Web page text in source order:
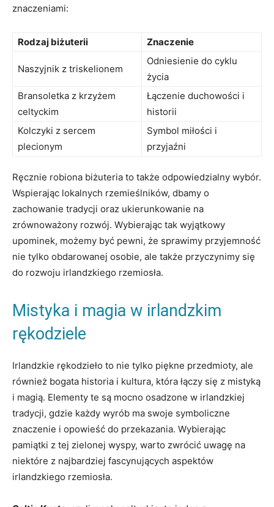
znaczeniami:
Rodzaj biżuterii Znaczenie
Naszyjnik z triskelionem
Odniesienie do cyklu
życia
Bransoletka z krzyżem
celtyckim
Łączenie duchowości i
historii
Kolczyki z sercem
plecionym
Symbol miłości i
przyjaźni
Ręcznie robiona biżuteria to także odpowiedzialny wybór.
Wspierając lokalnych rzemieślników, dbamy o
zachowanie tradycji oraz ukierunkowanie na
zrównoważony rozwój. Wybierając tak wyjątkowy
upominek, możemy być pewni, że sprawimy przyjemność
nie tylko obdarowanej osobie, ale także przyczynimy się
do rozwoju irlandzkiego rzemiosła.
Mistyka i magia w irlandzkim
rękodziele
Irlandzkie rękodzieło to nie tylko piękne przedmioty, ale
również bogata historia i kultura, która łączy się z mistyką
i magią. Elementy te są mocno osadzone w irlandzkiej
tradycji, gdzie każdy wyrób ma swoje symboliczne
znaczenie i opowieść do przekazania. Wybierając
pamiątki z tej zielonej wyspy, warto zwrócić uwagę na
niektóre z najbardziej fascynujących aspektów
irlandzkiego rzemiosła.